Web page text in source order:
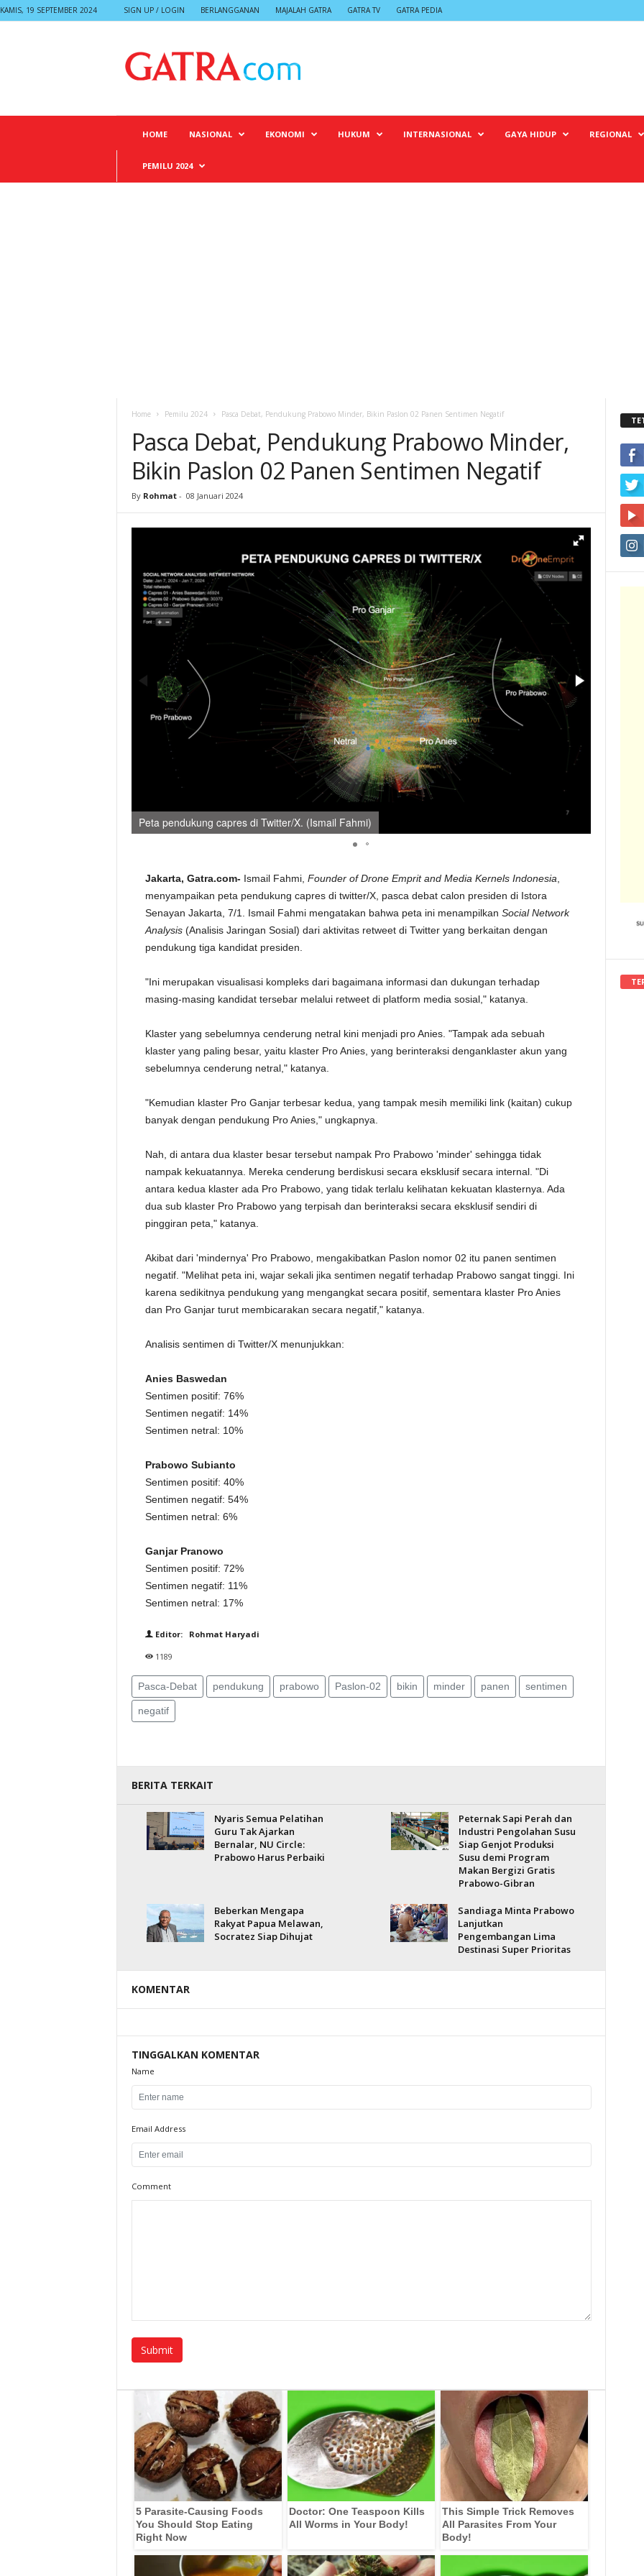
KAMIS, 19 SEPTEMBER 2024 SIGN UP / LOGIN BERLANGGANAN MAJALAH GATRA GATRA TV GATRA PEDIA
HOME NASIONAL EKONOMI HUKUM INTERNASIONAL GAYA HIDUP REGIONAL
PEMILU 2024
Home Pemilu 2024 Pasca Debat, Pendukung Prabowo Minder, Bikin Paslon 02 Panen Sentimen Negatif
Pasca Debat, Pendukung Prabowo Minder,
Bikin Paslon 02 Panen Sentimen Negatif
By Rohmat - 08 Januari 2024
Peta pendukung capres di Twitter/X. (Ismail Fahmi)
Jakarta, Gatra.com- Ismail Fahmi, Founder of Drone Emprit and Media Kernels Indonesia
menyampaikan peta pendukung capres di twitter/X, pasca debat calon presiden di Istora
Senayan Jakarta, 7/1. Ismail Fahmi mengatakan bahwa peta ini menampilkan Social Network
Analysis(Analisis Jaringan Sosial) dari aktivitas retweet di Twitter yang berkaitan dengan
pendukung tiga kandidat presiden.
"Ini merupakan visualisasi kompleks dari bagaimana informasi dan dukungan terhadap
masing-masing kandidat tersebar melalui retweet di platform media sosial," katanya.
Klaster yang sebelumnya cenderung netral kini menjadi pro Anies. "Tampak ada sebuah
klaster yang paling besar, yaitu klaster Pro Anies, yang berinteraksi denganklaster akun yang
sebelumnya cenderung netral," katanya.
"Kemudian klaster Pro Ganjar terbesar kedua, yang tampak mesih memiliki link (kaitan) cukup
banyak dengan pendukung Pro Anies," ungkapnya.
Nah, di antara dua klaster besar tersebut nampak Pro Prabowo 'minder' sehingga tidak
nampak kekuatannya. Mereka cenderung berdiskusi secara eksklusif secara internal. "Di
antara kedua klaster ada Pro Prabowo, yang tidak terlalu kelihatan kekuatan klasternya. Ada
dua sub klaster Pro Prabowo yang terpisah dan berinteraksi secara eksklusif sendiri di
pinggiran peta," katanya.
Akibat dari 'mindernya' Pro Prabowo, mengakibatkan Paslon nomor 02 itu panen sentimen
negatif. "Melihat peta ini, wajar sekali jika sentimen negatif terhadap Prabowo sangat tinggi. Ini
karena sedikitnya pendukung yang mengangkat secara positif, sementara klaster Pro Anies
dan Pro Ganjar turut membicarakan secara negatif," katanya.
Analisis sentimen di Twitter/X menunjukkan:
Anies Baswedan
Sentimen positif: 76%
Sentimen negatif: 14%
Sentimen netral: 10%
Prabowo Subianto
Sentimen positif: 40%
Sentimen negatif: 54%
Sentimen netral: 6%
Ganjar Pranowo
Sentimen positif: 72%
Sentimen negatif: 11%
Sentimen netral: 17%
Editor: Rohmat Haryadi
1189
Pasca-Debat pendukung prabowo Paslon-02 bikin minder panen sentimen
negatif
BERITA TERKAIT
Nyaris Semua Pelatihan
Guru Tak Ajarkan
Bernalar, NU Circle:
Prabowo Harus Perbaiki
Peternak Sapi Perah dan
Industri Pengolahan Susu
Siap Genjot Produksi
Susu demi Program
Makan Bergizi Gratis
Prabowo-Gibran
Beberkan Mengapa
Rakyat Papua Melawan,
Socratez Siap Dihujat
Sandiaga Minta Prabowo
Lanjutkan
Pengembangan Lima
Destinasi Super Prioritas
KOMENTAR
TINGGALKAN KOMENTAR
Name
Email Address
Comment
5 Parasite-Causing Foods
You Should Stop Eating
Right Now
Doctor: One Teaspoon Kills
All Worms in Your Body!
This Simple Trick Removes
All Parasites From Your
Body!